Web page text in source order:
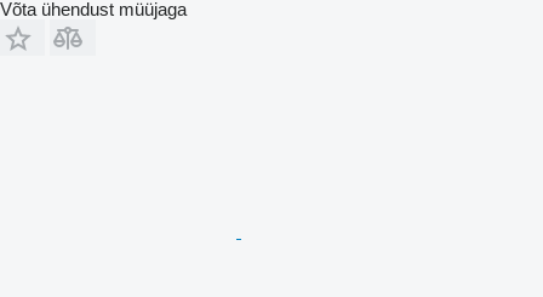
Võta ühendust müüjaga